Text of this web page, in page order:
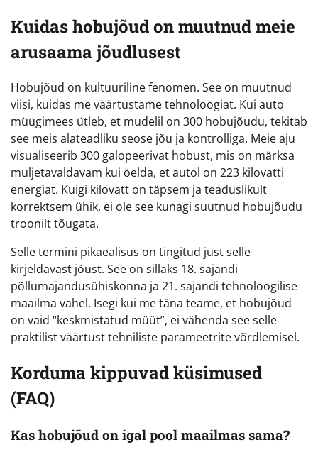
Kuidas hobujõud on muutnud meie
arusaama jõudlusest
Hobujõud on kultuuriline fenomen. See on muutnud
viisi, kuidas me väärtustame tehnoloogiat. Kui auto
müügimees ütleb, et mudelil on 300 hobujõudu, tekitab
see meis alateadliku seose jõu ja kontrolliga. Meie aju
visualiseerib 300 galopeerivat hobust, mis on märksa
muljetavaldavam kui öelda, et autol on 223 kilovatti
energiat. Kuigi kilovatt on täpsem ja teaduslikult
korrektsem ühik, ei ole see kunagi suutnud hobujõudu
troonilt tõugata.
Selle termini pikaealisus on tingitud just selle
kirjeldavast jõust. See on sillaks 18. sajandi
põllumajandusühiskonna ja 21. sajandi tehnoloogilise
maailma vahel. Isegi kui me täna teame, et hobujõud
on vaid “keskmistatud müüt”, ei vähenda see selle
praktilist väärtust tehniliste parameetrite võrdlemisel.
Korduma kippuvad küsimused
(FAQ)
Kas hobujõud on igal pool maailmas sama?